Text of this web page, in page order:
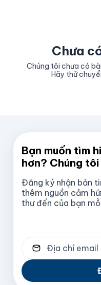
Chưa
Chúng tôi chưa có
Hãy thử
Bạn muốn tìm
hơn? Chúng
Đăng ký nhận bản
thêm nguồn cảm
thư đến của bạn
Địa chỉ email